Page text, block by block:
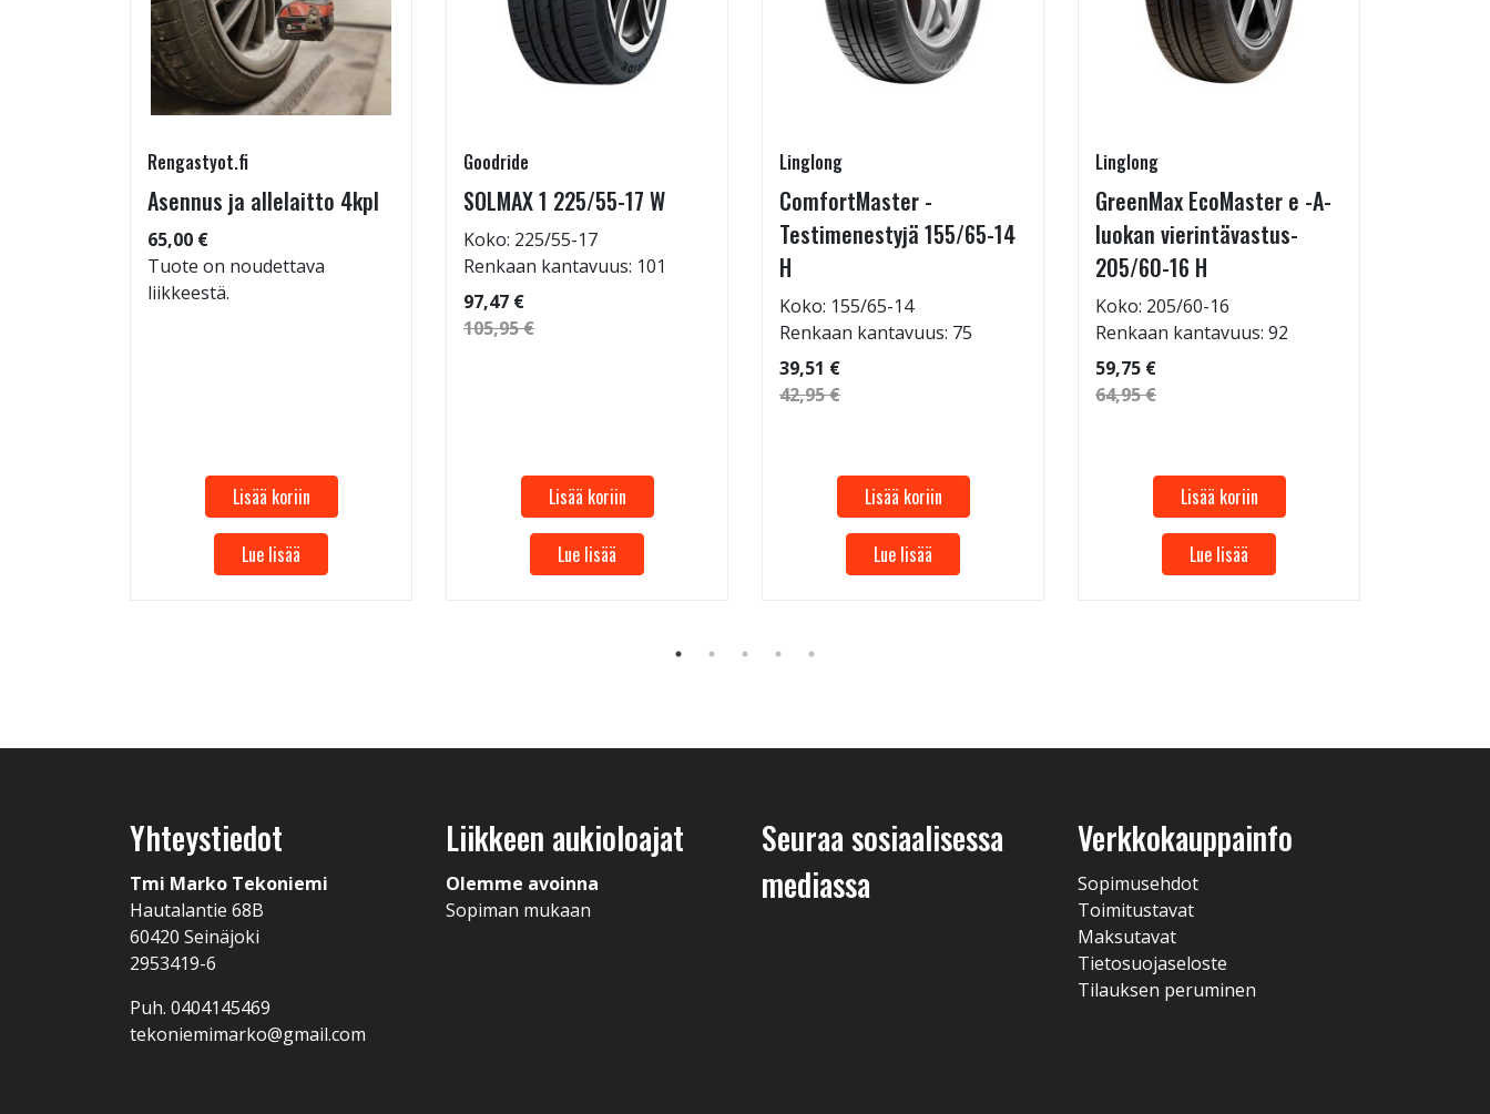
Rengastyot.fi
Asennus ja allelaitto 4kpl
65,00 €
Tuote on noudettava
liikkeestä.
Lisää koriin
Lue lisää
Goodride
SOLMAX 1 225/55-17 W
Koko: 225/55-17
Renkaan kantavuus: 101
97,47 €
105,95 €
Lisää koriin
Lue lisää
Linglong
ComfortMaster -
Testimenestyjä 155/65-14
H
Koko: 155/65-14
Renkaan kantavuus: 75
39,51 €
42,95 €
Lisää koriin
Lue lisää
Linglong
GreenMax EcoMaster e -A-
luokan vierintävastus-
205/60-16 H
Koko: 205/60-16
Renkaan kantavuus: 92
59,75 €
64,95 €
Lisää koriin
Lue lisää
Yhteystiedot
Tmi Marko Tekoniemi
Hautalantie 68B
60420 Seinäjoki
2953419-6
Puh. 0404145469
tekoniemimarko@gmail.com
Liikkeen aukioloajat
Olemme avoinna
Sopiman mukaan
Seuraa sosiaalisessa
mediassa
Verkkokauppainfo
Sopimusehdot
Toimitustavat
Maksutavat
Tietosuojaseloste
Tilauksen peruminen